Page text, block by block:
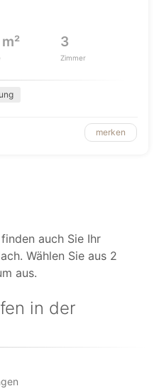
3
Zimmer
merken
auch Sie Ihr
Wählen Sie aus 2
aus.
in der